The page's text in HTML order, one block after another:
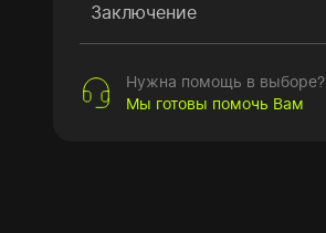
Заключение
Нужна помощь в выборе?
Мы готовы помочь Вам